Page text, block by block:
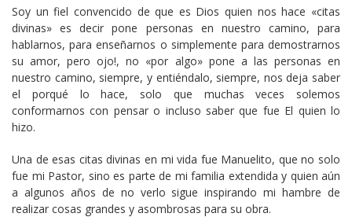
Soy un fiel convencido de que es Dios quien nos hace «citas
divinas» es decir pone personas en nuestro camino, para
hablarnos, para enseñarnos o simplemente para demostrarnos
su amor, pero ojo!, no «por algo» pone a las personas en
nuestro camino, siempre, y entiéndalo, siempre, nos deja saber
el porqué lo hace, solo que muchas veces solemos
conformarnos con pensar o incluso saber que fue El quien lo
hizo.
Una de esas citas divinas en mi vida fue Manuelito, que no solo
fue mi Pastor, sino es parte de mi familia extendida y quien aún
a algunos años de no verlo sigue inspirando mi hambre de
realizar cosas grandes y asombrosas para su obra.